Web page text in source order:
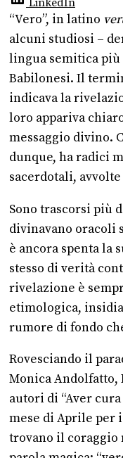
LinkedIn
“Vero”, in latino
alcuni studiosi –
lingua semitica più
Babilonesi. Il
indicava la
loro appariva
messaggio divino.
dunque, ha radici
sacerdotali,
Sono trascorsi più
divinavano oracoli
è ancora spenta la
stesso di verità
rivelazione è
etimologica,
rumore di fondo
Rovesciando il
Monica Andolfatto,
autori di “Aver
mese di Aprile per
trovano il